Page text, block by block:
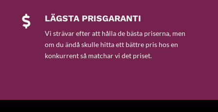
 LÄGSTA PRISGARANTI
Vi strävar efter att hålla de bästa priserna, men
om du ändå skulle hitta ett bättre pris hos en
konkurrent så matchar vi det priset.